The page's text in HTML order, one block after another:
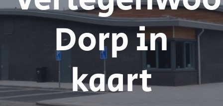
Dorp in
kaart